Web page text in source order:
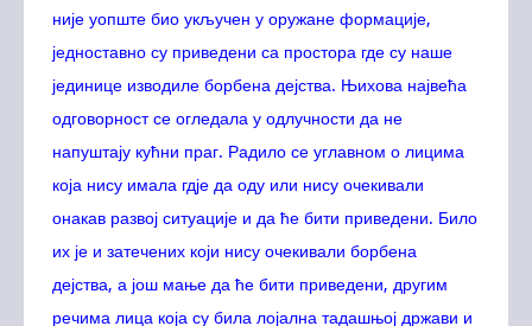
није уопште био укључен у оружане формације,
једноставно су приведени са простора где су наше
јединице изводиле борбена дејства. Њихова највећа
одговорност се огледала у одлучности да не
напуштају кућни праг. Радило се углавном о лицима
која нису имала гдје да оду или нису очекивали
онакав развој ситуације и да ће бити приведени. Било
их је и затечених који нису очекивали борбена
дејства, а још мање да ће бити приведени, другим
речима лица која су била лојална тадашњој држави и